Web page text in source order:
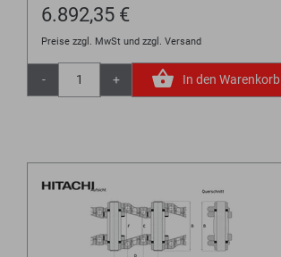
6.892,35 €
Preise zzgl. MwSt und zzgl. Versand
- + In den Warenkorb